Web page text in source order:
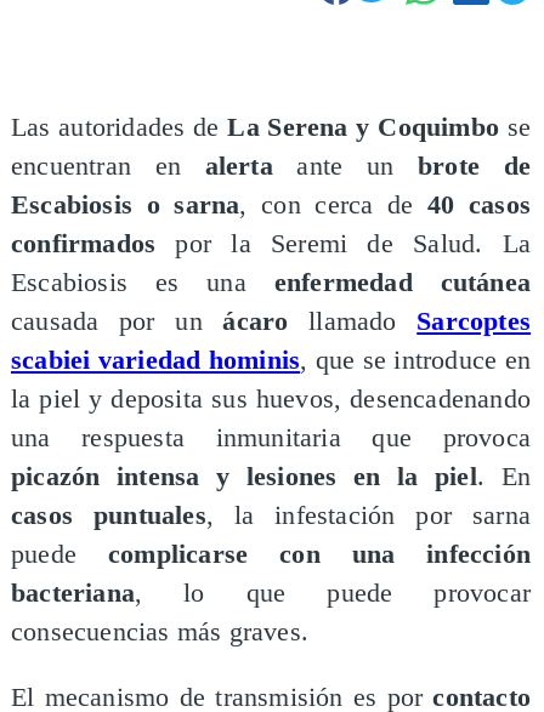
Las autoridades deLa Serena y Coquimbose
encuentran en alertaante un brote de
Escabiosis o sarna, con cerca de40 casos
confirmados por la Seremi de Salud. La
Escabiosis es una enfermedad cutánea
causada por unácaro llamado Sarcoptes
scabiei variedad hominis, que se introduce en
la piel y deposita sus huevos, desencadenando
una respuesta inmunitaria que provoca
picazón intensa y lesiones en la piel. En
casos puntuales, la infestación por sarna
puede complicarse con una infección
bacteriana, lo que puede provocar
consecuencias más graves.
El mecanismo de transmisión es porcontacto